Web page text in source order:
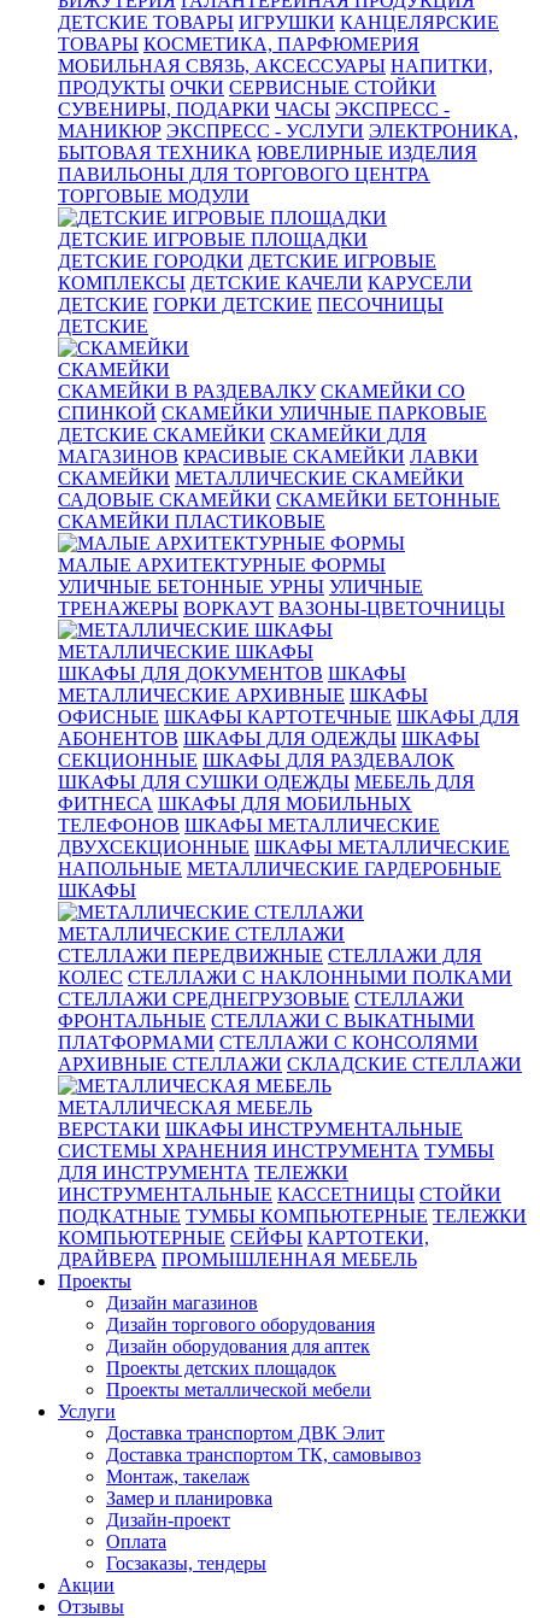
ДЕТСКИЕ ТОВАРЫ ИГРУШКИ КАНЦЕЛЯРСКИЕ
ТОВАРЫ КОСМЕТИКА, ПАРФЮМЕРИЯ
МОБИЛЬНАЯ СВЯЗЬ, АКСЕССУАРЫ НАПИТКИ,
ПРОДУКТЫ ОЧКИ СЕРВИСНЫЕ СТОЙКИ
СУВЕНИРЫ, ПОДАРКИ ЧАСЫ ЭКСПРЕСС -
МАНИКЮР ЭКСПРЕСС - УСЛУГИ ЭЛЕКТРОНИКА,
БЫТОВАЯ ТЕХНИКА ЮВЕЛИРНЫЕ ИЗДЕЛИЯ
ПАВИЛЬОНЫ ДЛЯ ТОРГОВОГО ЦЕНТРА
ТОРГОВЫЕ МОДУЛИ
ДЕТСКИЕ ИГРОВЫЕ ПЛОЩАДКИ
ДЕТСКИЕ ГОРОДКИ ДЕТСКИЕ ИГРОВЫЕ
КОМПЛЕКСЫ ДЕТСКИЕ КАЧЕЛИ КАРУСЕЛИ
ДЕТСКИЕ ГОРКИ ДЕТСКИЕ ПЕСОЧНИЦЫ
ДЕТСКИЕ
СКАМЕЙКИ
СКАМЕЙКИ В РАЗДЕВАЛКУ СКАМЕЙКИ СО
СПИНКОЙ СКАМЕЙКИ УЛИЧНЫЕ ПАРКОВЫЕ
ДЕТСКИЕ СКАМЕЙКИ СКАМЕЙКИ ДЛЯ
МАГАЗИНОВ КРАСИВЫЕ СКАМЕЙКИ ЛАВКИ
СКАМЕЙКИ МЕТАЛЛИЧЕСКИЕ СКАМЕЙКИ
САДОВЫЕ СКАМЕЙКИ СКАМЕЙКИ БЕТОННЫЕ
СКАМЕЙКИ ПЛАСТИКОВЫЕ
МАЛЫЕ АРХИТЕКТУРНЫЕ ФОРМЫ
УЛИЧНЫЕ БЕТОННЫЕ УРНЫ УЛИЧНЫЕ
ТРЕНАЖЕРЫ ВОРКАУТ ВАЗОНЫ-ЦВЕТОЧНИЦЫ
МЕТАЛЛИЧЕСКИЕ ШКАФЫ
ШКАФЫ ДЛЯ ДОКУМЕНТОВ ШКАФЫ
МЕТАЛЛИЧЕСКИЕ АРХИВНЫЕ ШКАФЫ
ОФИСНЫЕ ШКАФЫ КАРТОТЕЧНЫЕ ШКАФЫ ДЛЯ
АБОНЕНТОВ ШКАФЫ ДЛЯ ОДЕЖДЫ ШКАФЫ
СЕКЦИОННЫЕ ШКАФЫ ДЛЯ РАЗДЕВАЛОК
ШКАФЫ ДЛЯ СУШКИ ОДЕЖДЫ МЕБЕЛЬ ДЛЯ
ФИТНЕСА ШКАФЫ ДЛЯ МОБИЛЬНЫХ
ТЕЛЕФОНОВ ШКАФЫ МЕТАЛЛИЧЕСКИЕ
ДВУХСЕКЦИОННЫЕ ШКАФЫ МЕТАЛЛИЧЕСКИЕ
НАПОЛЬНЫЕ МЕТАЛЛИЧЕСКИЕ ГАРДЕРОБНЫЕ
ШКАФЫ
МЕТАЛЛИЧЕСКИЕ СТЕЛЛАЖИ
СТЕЛЛАЖИ ПЕРЕДВИЖНЫЕ СТЕЛЛАЖИ ДЛЯ
КОЛЕС СТЕЛЛАЖИ С НАКЛОННЫМИ ПОЛКАМИ
СТЕЛЛАЖИ СРЕДНЕГРУЗОВЫЕ СТЕЛЛАЖИ
ФРОНТАЛЬНЫЕ СТЕЛЛАЖИ С ВЫКАТНЫМИ
ПЛАТФОРМАМИ СТЕЛЛАЖИ С КОНСОЛЯМИ
АРХИВНЫЕ СТЕЛЛАЖИ СКЛАДСКИЕ СТЕЛЛАЖИ
МЕТАЛЛИЧЕСКАЯ МЕБЕЛЬ
ВЕРСТАКИ ШКАФЫ ИНСТРУМЕНТАЛЬНЫЕ
СИСТЕМЫ ХРАНЕНИЯ ИНСТРУМЕНТА ТУМБЫ
ДЛЯ ИНСТРУМЕНТА ТЕЛЕЖКИ
ИНСТРУМЕНТАЛЬНЫЕ КАССЕТНИЦЫ СТОЙКИ
ПОДКАТНЫЕ ТУМБЫ КОМПЬЮТЕРНЫЕ ТЕЛЕЖКИ
КОМПЬЮТЕРНЫЕ СЕЙФЫ КАРТОТЕКИ,
ДРАЙВЕРА ПРОМЫШЛЕННАЯ МЕБЕЛЬ
Проекты
Дизайн магазинов
Дизайн торгового оборудования
Дизайн оборудования для аптек
Проекты детских площадок
Проекты металлической мебели
Услуги
Доставка транспортом ДВК Элит
Доставка транспортом ТК, самовывоз
Монтаж, такелаж
Замер и планировка
Дизайн-проект
Оплата
Госзаказы, тендеры
Акции
Отзывы